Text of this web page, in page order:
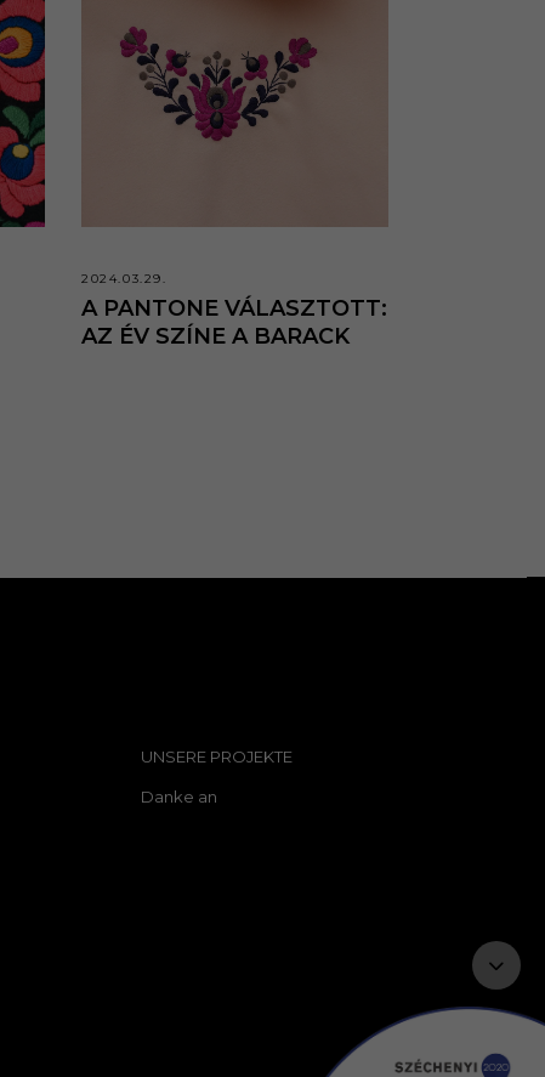
2024.03.29.
A PANTONE VÁLASZTOTT:
AZ ÉV SZÍNE A BARACK
UNSERE PROJEKTE
Danke an